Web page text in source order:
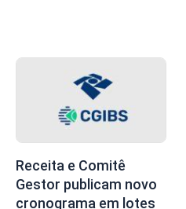
Receita e Comitê
Gestor publicam novo
cronograma em lotes